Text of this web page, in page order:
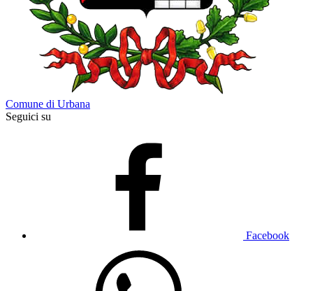
Comune di Urbana
Seguici su
Facebook